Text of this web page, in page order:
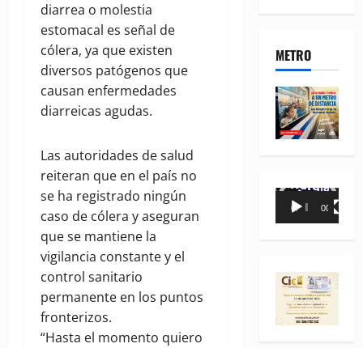
diarrea o molestia
estomacal es señal de
cólera, ya que existen
diversos patógenos que
causan enfermedades
diarreicas agudas.
Las autoridades de salud
reiteran que en el país no
se ha registrado ningún
caso de cólera y aseguran
que se mantiene la
vigilancia constante y el
control sanitario
permanente en los puntos
fronterizos.
“Hasta el momento quiero
METRO
Reproductor
00:00 00:35